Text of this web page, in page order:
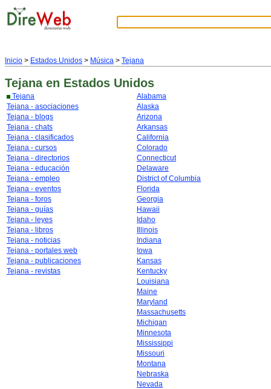
Inicio > Estados Unidos > Música > Tejana
Tejana en Estados Unidos
Tejana
Tejana - asociaciones
Tejana - blogs
Tejana - chats
Tejana - clasificados
Tejana - cursos
Tejana - directorios
Tejana - educación
Tejana - empleo
Tejana - eventos
Tejana - foros
Tejana - guías
Tejana - leyes
Tejana - libros
Tejana - noticias
Tejana - portales web
Tejana - publicaciones
Tejana - revistas
Alabama
Alaska
Arizona
Arkansas
California
Colorado
Connecticut
Delaware
District of Columbia
Florida
Georgia
Hawaii
Idaho
Illinois
Indiana
Iowa
Kansas
Kentucky
Louisiana
Maine
Maryland
Massachusetts
Michigan
Minnesota
Mississippi
Missouri
Montana
Nebraska
Nevada